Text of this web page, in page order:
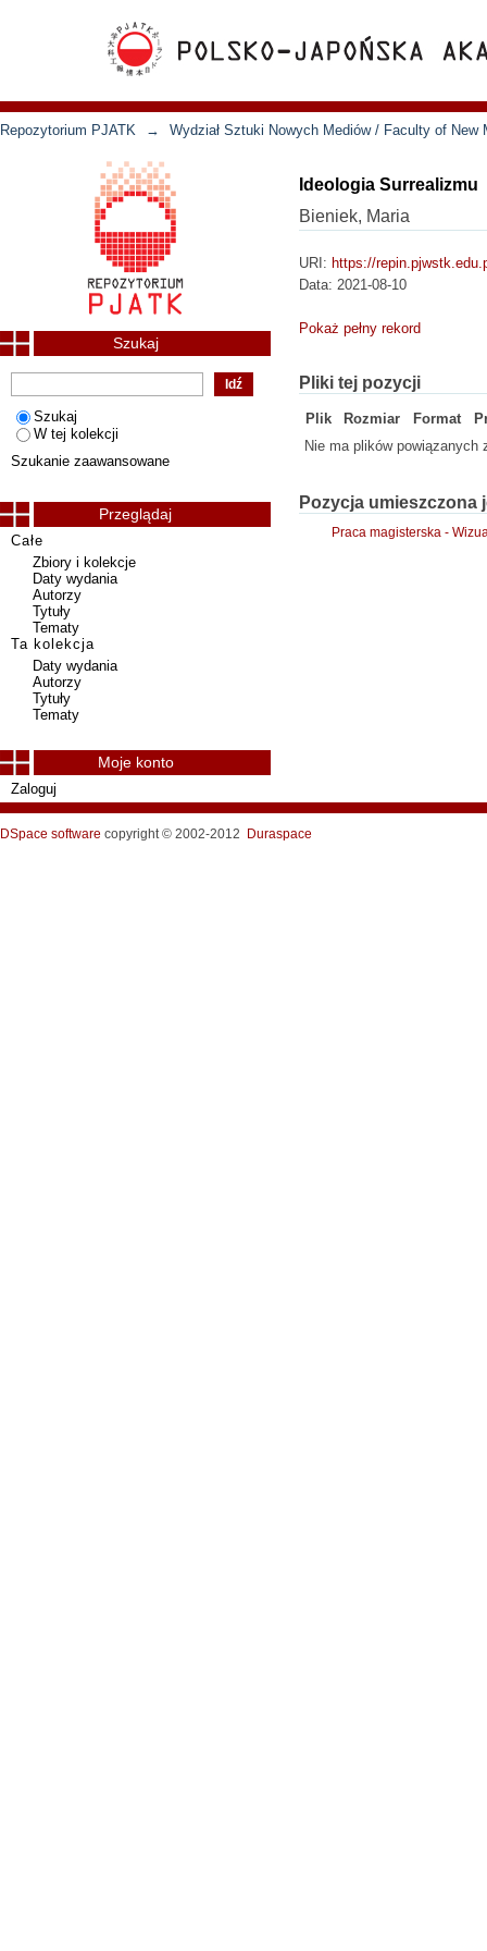
Repozytorium PJATK → Wydział Sztuki Nowych Mediów / Faculty of New
Ideologia Surrealizmu
Bieniek, Maria
URI: https://
Data: 2021-08-10
Pokaż pełny rekord
Pliki tej pozycji
Plik Rozmiar Format
Nie ma plików powiązanych
Pozycja
Praca magisterska -
Szukaj
Szukaj
W tej kolekcji
Szukanie zaawansowane
Przeglądaj
Całe
Zbiory i kolekcje
Daty wydania
Autorzy
Tytuły
Tematy
Ta kolekcja
Daty wydania
Autorzy
Tytuły
Tematy
Moje konto
Zaloguj
DSpace software copyright © 2002-2012 Duraspace